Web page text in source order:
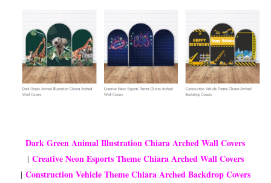
Dark Green Animal Illustration Chiara Arched Wall Covers
| Creative Neon Esports Theme Chiara Arched Wall Covers
| Construction Vehicle Theme Chiara Arched Backdrop Covers